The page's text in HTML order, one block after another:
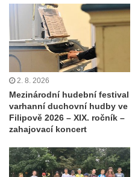
2. 8. 2026
Mezinárodní hudební festival
varhanní duchovní hudby ve
Filipově 2026 – XIX. ročník –
zahajovací koncert